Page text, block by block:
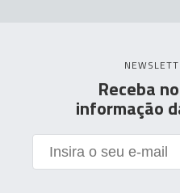
Receba
informação